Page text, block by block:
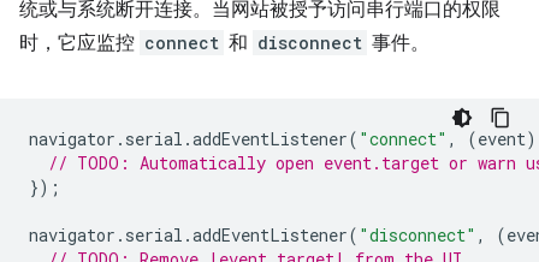
统或与系统断开连接。当网站被授予访问串行端口的权限
时，它应监控 connect 和 disconnect 事件。
navigator . serial .addEventListener( "connect" , (event)
// TODO: Automatically open event.target or
});
navigator . serial .addEventListener( "disconnect" , (